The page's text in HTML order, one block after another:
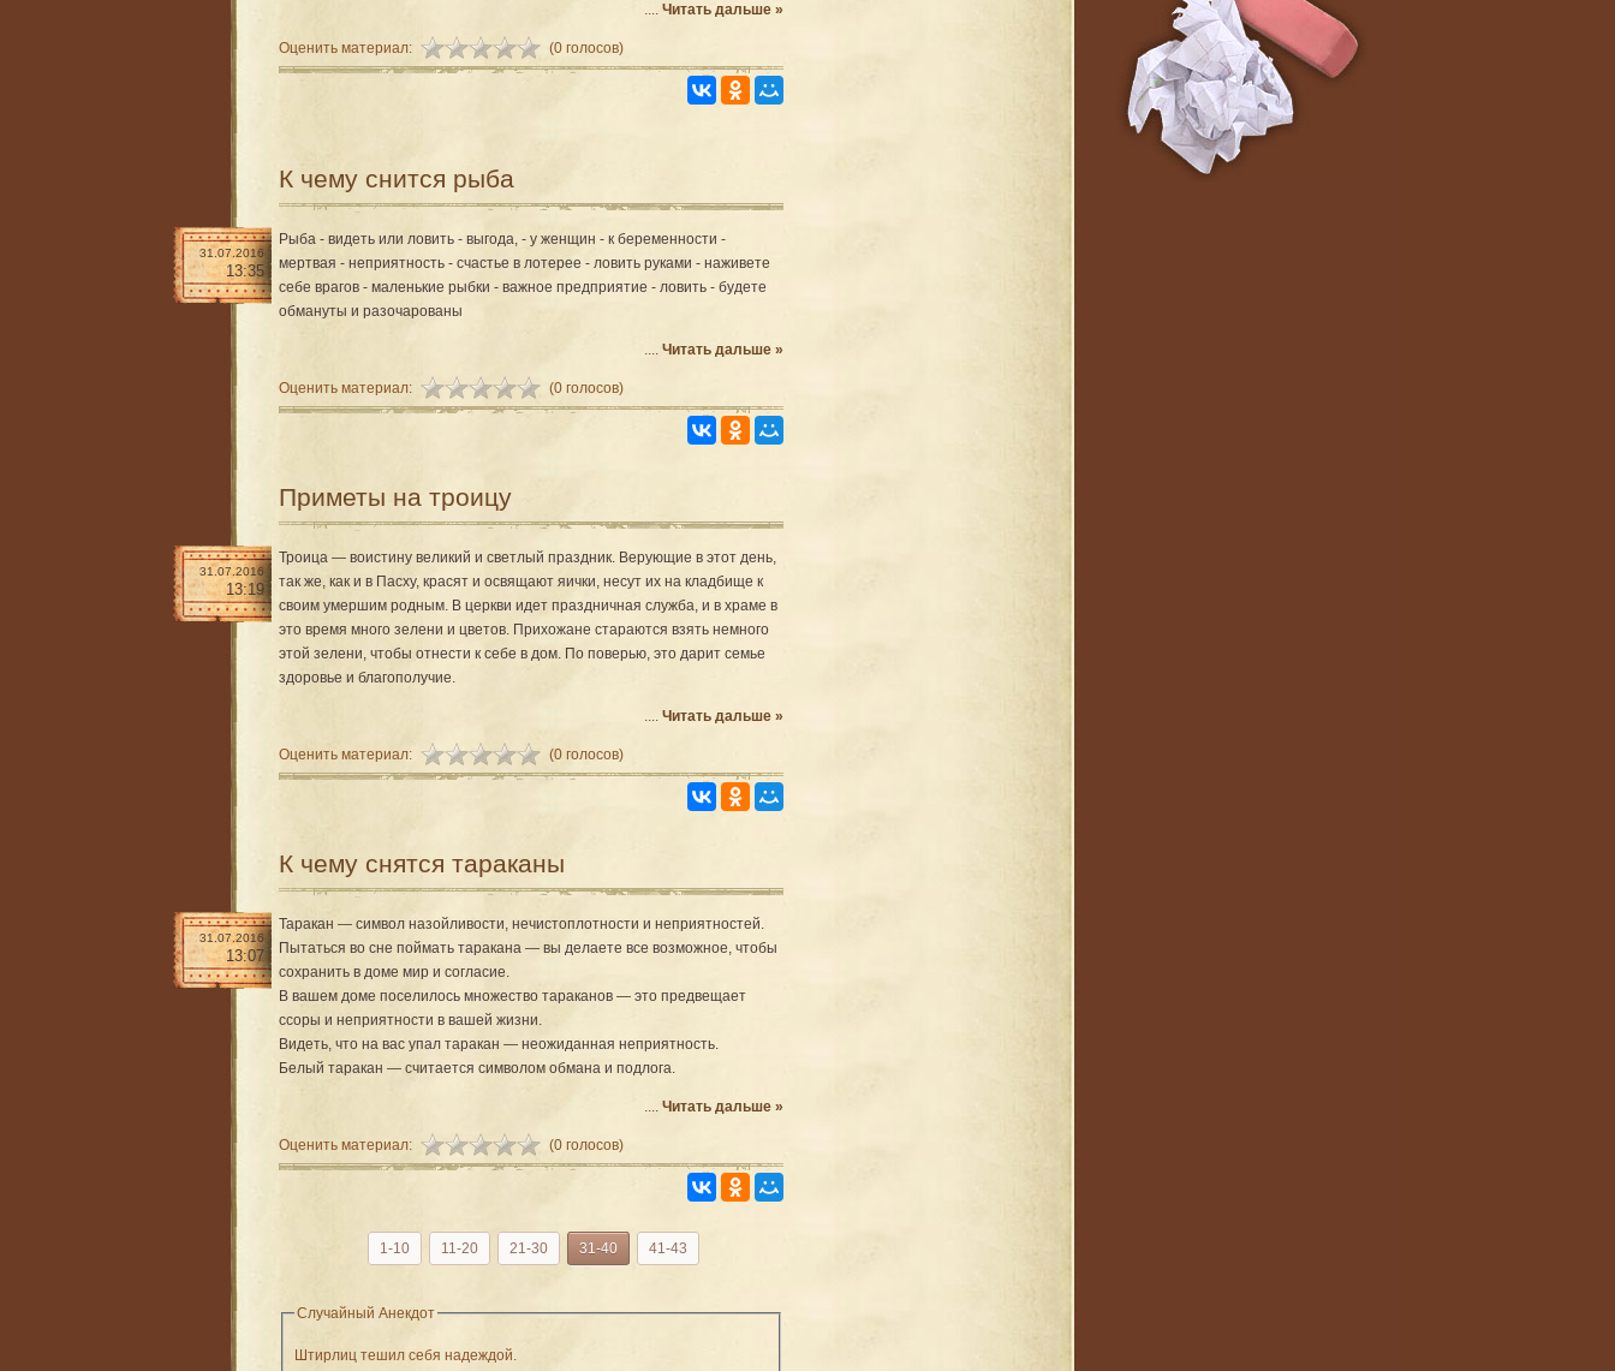
.... Читать дальше »
Оценить материал: (0 голосов)
К чему снится рыба
31.07.2016
13:35
Рыба - видеть или ловить - выгода, - у женщин - к беременности -
мертвая - неприятность - счастье в лотерее - ловить руками - наживете
себе врагов - маленькие рыбки - важное предприятие - ловить - будете
обмануты и разочарованы
.... Читать дальше »
Оценить материал: (0 голосов)
Приметы на троицу
31.07.2016
13:19
Троица — воистину великий и светлый праздник. Ве­рующие в этот день,
так же, как и в Пасху, красят и освя­щают яички, несут их на кладбище к
своим умершим родным. В церкви идет праздничная служба, и в храме в
это время много зелени и цветов. Прихожане стара­ются взять немного
этой зелени, чтобы отнести к себе в дом. По поверью, это дарит семье
здоровье и благо­получие.
.... Читать дальше »
Оценить материал: (0 голосов)
К чему снятся тараканы
31.07.2016
13:07
Таракан — символ назойливости, нечистоплотности и неприятностей.
Пытаться во сне поймать таракана — вы делаете все возможное, чтобы
сохранить в доме мир и согласие.
В вашем доме поселилось множество тараканов — это предвещает
ссоры и неприятности в вашей жизни.
Видеть, что на вас упал таракан — неожиданная неприятность.
Белый таракан — считается символом обмана и подлога.
.... Читать дальше »
Оценить материал: (0 голосов)
1-10 11-20 21-30 31-40 41-43
Случайный Анекдот
Штирлиц тешил себя надеждой.